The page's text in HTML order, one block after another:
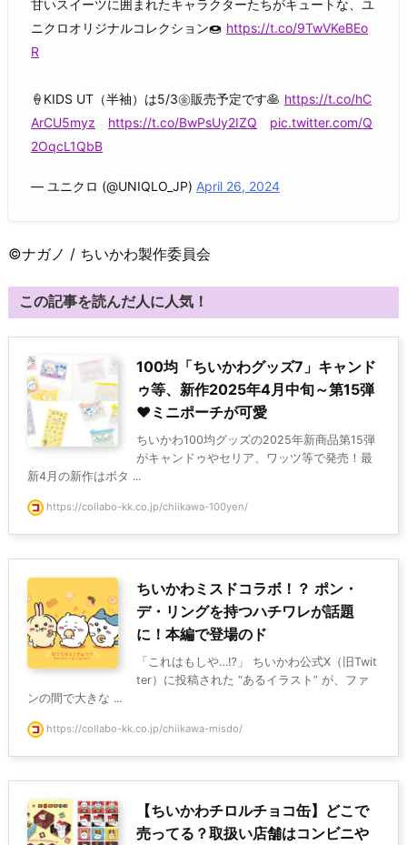
甘いスイーツに囲まれたキャラクターたちがキュートな、ユ
ニクロオリジナルコレクション🍩 https://t.co/9TwVKeBEo
R
🍦KIDS UT（半袖）は5/3㊎販売予定です🥞 https://t.co/hC
ArCU5myz
https://t.co/BwPsUy2IZQ
pic.twitter.com/Q
2OqcL1QbB
— ユニクロ (@UNIQLO_JP) April 26, 2024
©ナガノ / ちいかわ製作委員会
この記事を読んだ人に人気！
100均「ちいかわグッズ7」キャンド
ゥ等、新作2025年4月中旬～第15弾
♥ミニポーチが可愛
ちいかわ100均グッズの2025年新商品第15弾
がキャンドゥやセリア、ワッツ等で発売！最
新4月の新作はボタ ...
https://collabo-kk.co.jp/chiikawa-100yen/
ちいかわミスドコラボ！？ ポン・
デ・リングを持つハチワレが話題
に！本編で登場のド
「これはもしや…⁉」 ちいかわ公式X（旧Twit
ter）に投稿された “あるイラスト” が、ファ
ンの間で大きな ...
https://collabo-kk.co.jp/chiikawa-misdo/
【ちいかわチロルチョコ缶】どこで
売ってる？取扱い店舗はコンビニや